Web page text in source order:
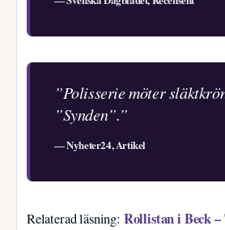
”Polisserie möter
”Synden”.”
—Nyheter24, Artikel
Relaterad läsning: Rollistan i Beck